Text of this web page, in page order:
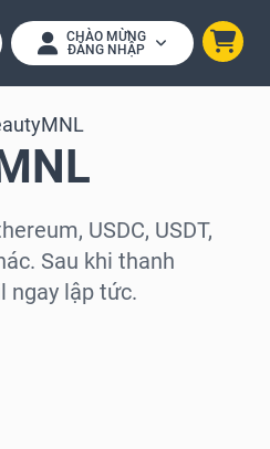
CHÀO MỪNG
ĐĂNG NHẬP
USDC, USDT,
Sau khi thanh
ngay lập tức.